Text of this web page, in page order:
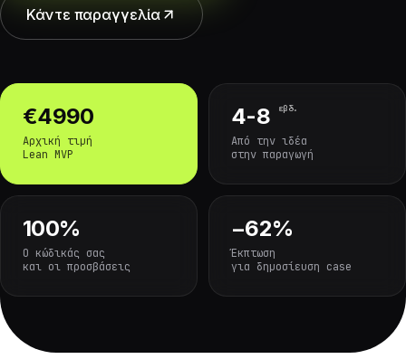
Κάντε παραγγελία
€4990
Αρχική τιμή
Lean MVP
4-8 εβδ.
Από την ιδέα
στην παραγωγή
100%
Ο κώδικάς σας
και οι προσβάσεις
−62%
Έκπτωση
για δημοσίευση case